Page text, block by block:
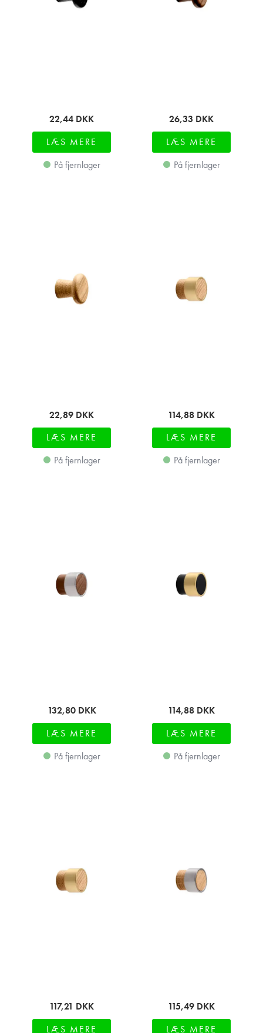
22,44 DKK
LÆS MERE
På fjernlager
26,33 DKK
LÆS MERE
På fjernlager
22,89 DKK
LÆS MERE
På fjernlager
114,88 DKK
LÆS MERE
På fjernlager
132,80 DKK
LÆS MERE
På fjernlager
114,88 DKK
LÆS MERE
På fjernlager
117,21 DKK
LÆS MERE
115,49 DKK
LÆS MERE